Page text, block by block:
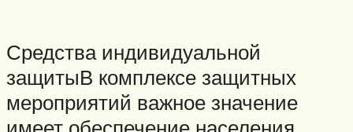
Средства индивидуальной
защитыВ комплексе защитных
мероприятий важное значение